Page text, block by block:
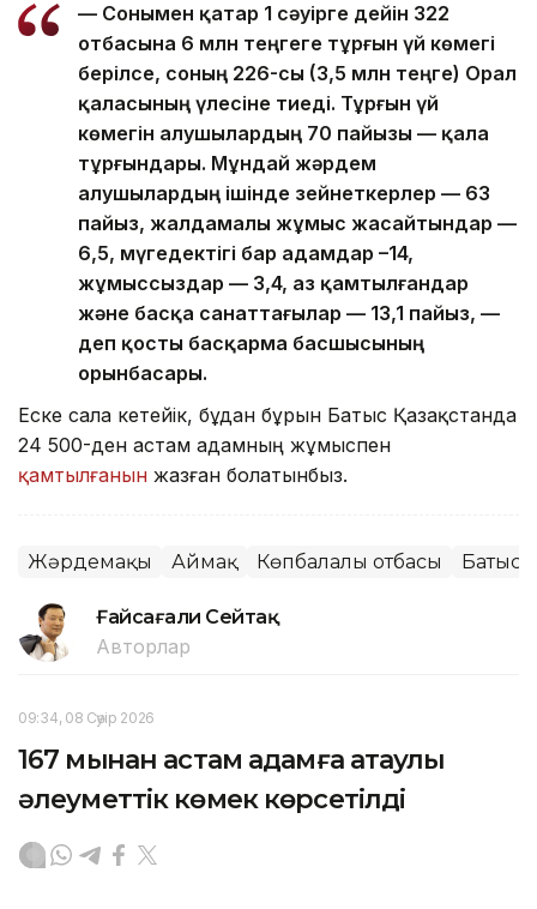
— Сонымен қатар 1 сәуірге дейін 322
отбасына 6 млн теңгеге тұрғын үй көмегі
берілсе, соның 226-сы (3,5 млн теңге) Орал
қаласының үлесіне тиеді. Тұрғын үй
көмегін алушылардың 70 пайызы — қала
тұрғындары. Мұндай жәрдем
алушылардың ішінде зейнеткерлер — 63
пайыз, жалдамалы жұмыс жасайтындар —
6,5, мүгедектігі бар адамдар –14,
жұмыссыздар — 3,4, аз қамтылғандар
және басқа санаттағылар — 13,1 пайыз, —
деп қосты басқарма басшысының
орынбасары.
Еске сала кетейік, бұдан бұрын Батыс Қазақстанда
24 500-ден астам адамның жұмыспен
қамтылғанын жазған болатынбыз.
Жәрдемақы Аймақ Көпбалалы отбасы Батыс
Ғайсағали Сейтақ
Авторлар
09:34, 08 Сәуір 2026
167 мыңнан астам адамға атаулы
әлеуметтік көмек көрсетілді